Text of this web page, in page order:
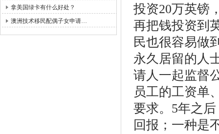
拿美国绿卡有什么好处？
澳洲技术移民配偶子女申请…
投资20万英镑
再把钱投资到
民也很容易做
永久居留的人
请人一起监督
员工的工资单
要求。5年之
回报；一种是